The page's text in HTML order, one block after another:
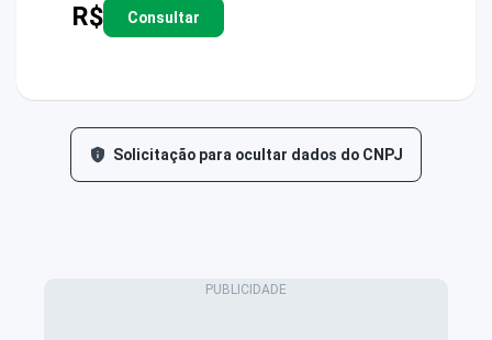
R$ Consultar
Solicitação para ocultar dados do CNPJ